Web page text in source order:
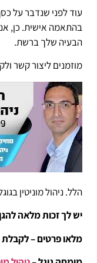
עוד לפני שנדבר על
בהתאמה אישית. כן,
הבעיה שלך ברשת.
מוזמנים ליצור קשר
הלל. ניהול מוניטין
יש לך זכות מלאה
מלאו פרטים – לקבלת